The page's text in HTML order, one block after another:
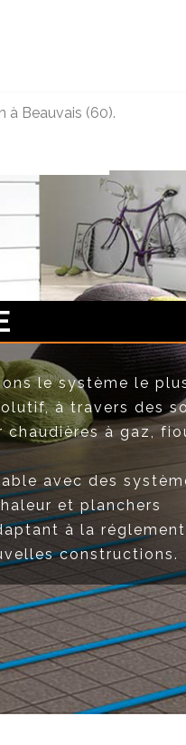
à Beauvais (60).
le système le
à travers des
chaudières à gaz,
avec des
et planchers
à la
constructions.